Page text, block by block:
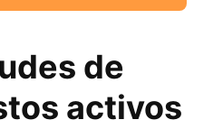
de
activos